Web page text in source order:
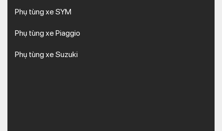
Phụ tùng xe SYM
Phụ tùng xe Piaggio
Phụ tùng xe Suzuki